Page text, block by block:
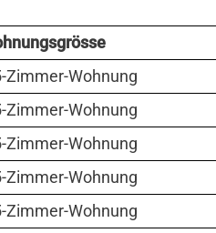
Zimmer-Wohnung
Zimmer-Wohnung
Zimmer-Wohnung
Zimmer-Wohnung
Zimmer-Wohnung